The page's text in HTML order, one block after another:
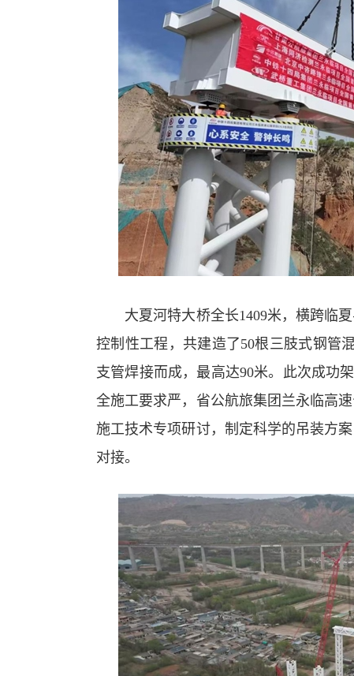
大夏河特大桥全长1409米，横跨临夏
控制性工程，共建造了50根三肢式钢管
支管焊接而成，最高达90米。此次成功
全施工要求严，省公航旅集团兰永临高
施工技术专项研讨，制定科学的吊装方
对接。